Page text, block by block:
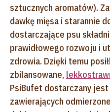
sztucznych aromatów).
dawkę mięsa i starannie
dostarczające psu
prawidłowego rozwoju i
zdrowia. Dzięki temu
zbilansowane,
PsiBufet dostarczany
zawierających